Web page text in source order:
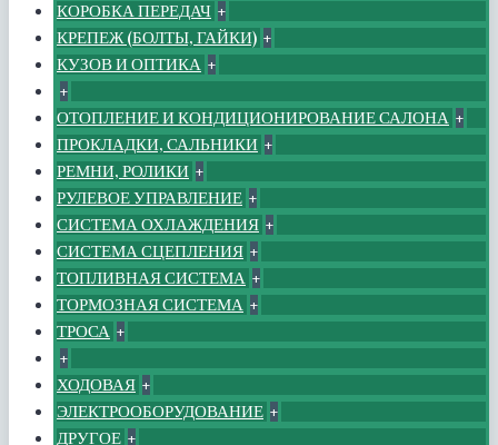
КОРОБКА ПЕРЕДАЧ +
КРЕПЕЖ (БОЛТЫ, ГАЙКИ) +
КУЗОВ И ОПТИКА +
+
ОТОПЛЕНИЕ И КОНДИЦИОНИРОВАНИЕ САЛОНА +
ПРОКЛАДКИ, САЛЬНИКИ +
РЕМНИ, РОЛИКИ +
РУЛЕВОЕ УПРАВЛЕНИЕ +
СИСТЕМА ОХЛАЖДЕНИЯ +
СИСТЕМА СЦЕПЛЕНИЯ +
ТОПЛИВНАЯ СИСТЕМА +
ТОРМОЗНАЯ СИСТЕМА +
ТРОСА +
+
ХОДОВАЯ +
ЭЛЕКТРООБОРУДОВАНИЕ +
ДРУГОЕ +